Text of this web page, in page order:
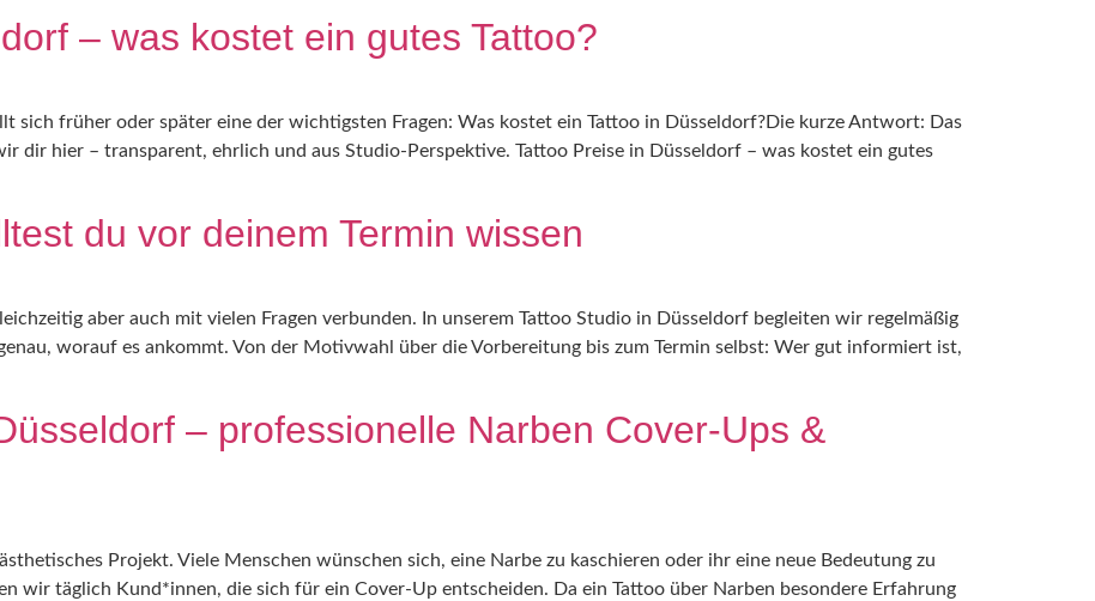
– was kostet ein gutes Tattoo?
sich früher oder später eine der wichtigsten Fragen: Was kostet ein Tattoo in Düsseldorf?Die kurze Antwort: Das
dir hier – transparent, ehrlich und aus Studio-Perspektive. Tattoo Preise in Düsseldorf – was kostet ein gutes
du vor deinem Termin wissen
aber auch mit vielen Fragen verbunden. In unserem Tattoo Studio in Düsseldorf begleiten wir regelmäßig
worauf es ankommt. Von der Motivwahl über die Vorbereitung bis zum Termin selbst: Wer gut informiert ist,
– professionelle Narben Cover-Ups &
Projekt. Viele Menschen wünschen sich, eine Narbe zu kaschieren oder ihr eine neue Bedeutung zu
wir täglich Kund*innen, die sich für ein Cover-Up entscheiden. Da ein Tattoo über Narben besondere Erfahrung